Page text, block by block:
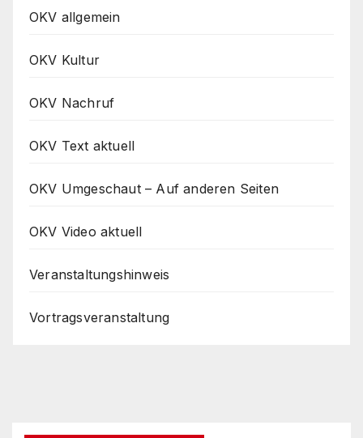
OKV allgemein
OKV Kultur
OKV Nachruf
OKV Text aktuell
OKV Umgeschaut – Auf anderen Seiten
OKV Video aktuell
Veranstaltungshinweis
Vortragsveranstaltung